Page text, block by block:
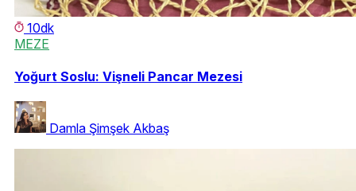
10dk
MEZE
Yoğurt Soslu: Vişneli Pancar Mezesi
Damla Şimşek Akbaş